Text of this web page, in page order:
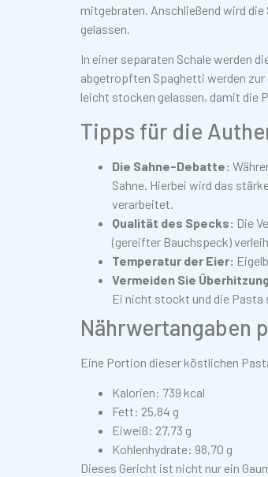
mitgebraten. Anschließend wird
gelassen.
In einer separaten Schale werden
abgetropften Spaghetti werden zur
leicht stocken gelassen, damit die
Tipps für die
Die Sahne-Debatte:
Sahne. Hierbei wird das
verarbeitet.
Qualität des Specks: Die
(gereifter Bauchspeck)
Temperatur der Eier:
Vermeiden Sie
Ei nicht stockt und die Pasta
Nährwertangaben
Eine Portion dieser köstlichen
Kalorien: 739 kcal
Fett: 25,84 g
Eiweiß: 27,73 g
Kohlenhydrate: 98,70 g
Dieses Gericht ist nicht nur ein